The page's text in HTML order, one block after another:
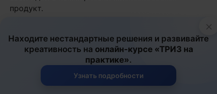
продукт.
выпущен, он стал одним из самых продаваемых
продуктов Xerox и причиной появления
множества неологизмов в разных языках мира,
взять хотя бы слова «ксерокс», «отксерить» и
«ксерокопия» в русском языке.
×
Находите нестандартные решения и развивайте
креативность на онлайн-курсе «ТРИЗ на
практике».
Узнать подробности